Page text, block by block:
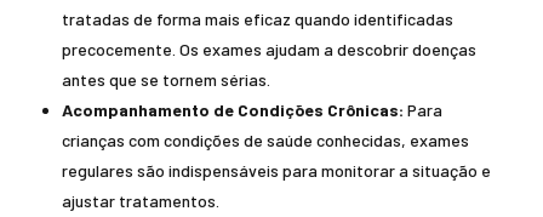
tratadas de forma mais eficaz quando identificadas
precocemente. Os exames ajudam a descobrir doenças
antes que se tornem sérias.
Acompanhamento de Condições Crônicas: Para
crianças com condições de saúde conhecidas, exames
regulares são indispensáveis para monitorar a situação e
ajustar tratamentos.